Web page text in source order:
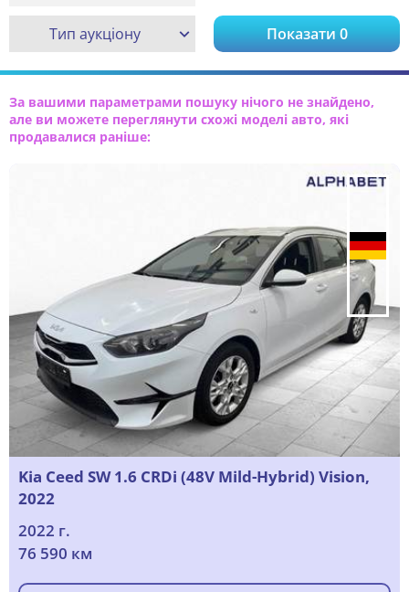
Тип аукціону Показати0
За вашими параметрами пошуку нічого не знайдено,
але ви можете переглянути схожі моделі авто, які
продавалися раніше:
Kia Ceed SW 1.6 CRDi (48V Mild-Hybrid) Vision,
2022
2022 г.
76 590 км